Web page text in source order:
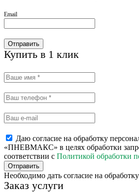
Email
Отправить
Купить в 1 клик
Даю согласие на обработку
«ПНЕВМАКС» в целях обработки
соответствии с Политикой обработки
Отправить
Необходимо дать согласие на
Заказ услуги